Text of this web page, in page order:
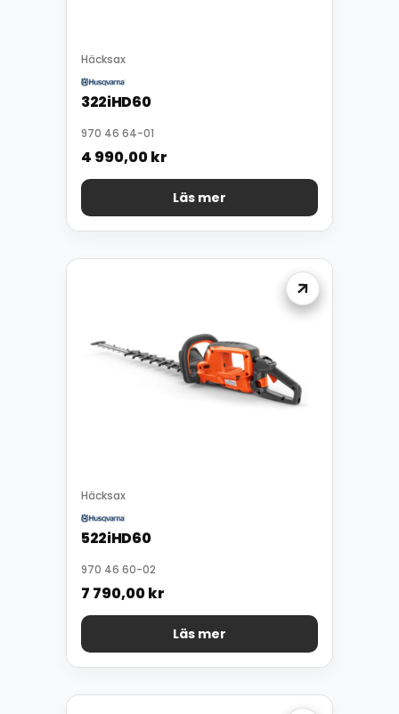
Häcksax
322iHD60
970 46 64-01
4 990,00kr
Läs mer
Häcksax
522iHD60
970 46 60-02
7 790,00kr
Läs mer